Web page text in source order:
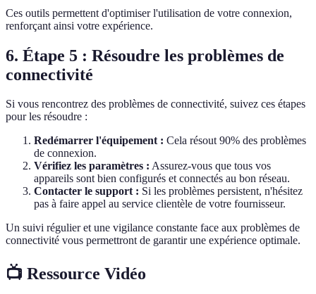
Ces outils permettent d'optimiser l'utilisation de votre connexion,
renforçant ainsi votre expérience.
6. Étape 5 : Résoudre les problèmes de
connectivité
Si vous rencontrez des problèmes de connectivité, suivez ces étapes
pour les résoudre :
Redémarrer l'équipement : Cela résout 90% des problèmes
de connexion.
Vérifiez les paramètres : Assurez-vous que tous vos
appareils sont bien configurés et connectés au bon réseau.
Contacter le support : Si les problèmes persistent, n'hésitez
pas à faire appel au service clientèle de votre fournisseur.
Un suivi régulier et une vigilance constante face aux problèmes de
connectivité vous permettront de garantir une expérience optimale.
📺 Ressource Vidéo